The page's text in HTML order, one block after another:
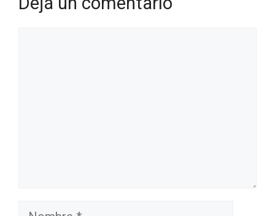
Nombre